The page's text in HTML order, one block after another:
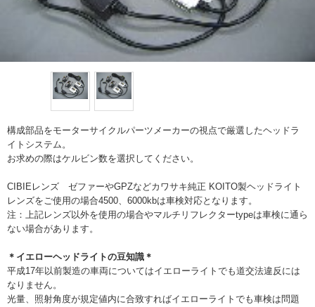
構成部品をモーターサイクルパーツメーカーの視点で厳選したヘッドラ
イトシステム。
お求めの際はケルビン数を選択してください。
CIBIEレンズ ゼファーやGPZなどカワサキ純正 KOITO製ヘッドライト
レンズをご使用の場合4500、6000kbは車検対応となります。
注：上記レンズ以外を使用の場合やマルチリフレクターtypeは車検に通ら
ない場合があります。
＊イエローヘッドライトの豆知識＊
平成17年以前製造の車両についてはイエローライトでも道交法違反には
なりません。
光量、照射角度が規定値内に合致すればイエローライトでも車検は問題